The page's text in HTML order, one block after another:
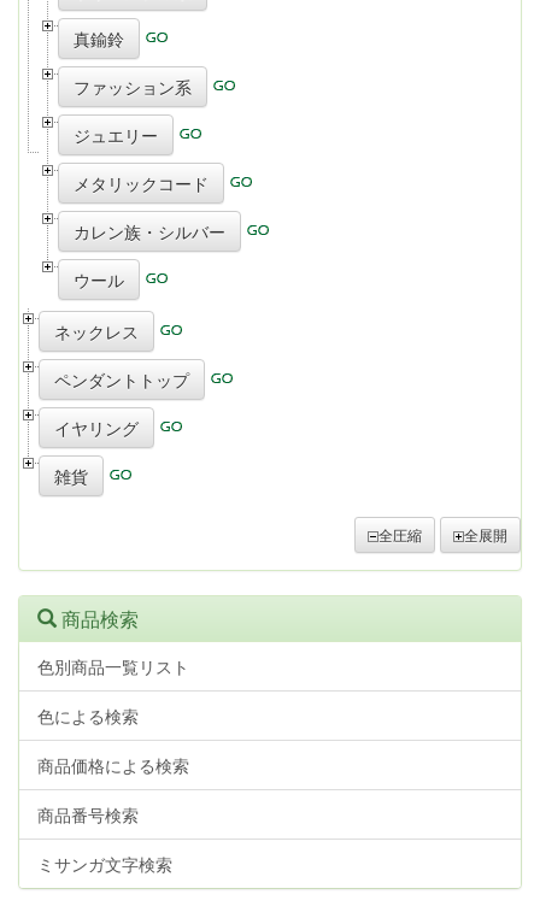
真鍮鈴
ファッション系
ジュエリー
メタリックコード
カレン族・シルバー
ウール
ネックレス
ペンダントトップ
イヤリング
雑貨
全圧縮 全展開
商品検索
色別商品一覧リスト
色による検索
商品価格による検索
商品番号検索
ミサンガ文字検索